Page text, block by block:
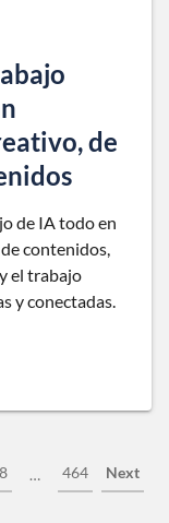
de
de IA todo en
contenidos,
el trabajo
y conectadas.
… 464 Next